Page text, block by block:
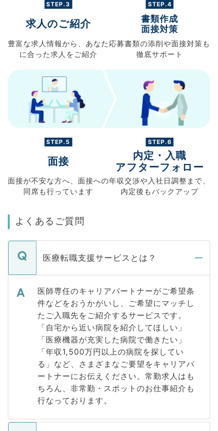
STEP.3
求人のご紹介
豊富な求人情報から、 あなた
に合った求人を ご紹介
STEP.4
書類作成
面接対策
応募書類の添削や面接対策も
徹底サポート
STEP.5
面接
面接が不安な方へ、 面接への
同席も行っています
STEP.6
内定・入職
アフターフォロー
年収交渉や入社日調整まで、
内定後もバックアップ
よくあるご質問
医療転職支援サービスとは？
医師専任のキャリアパートナーがご希望条
件などをおうかがいし、ご希望にマッチし
たご入職先をご紹介するサービスです。
「自宅から近い病院を紹介してほしい」
「医療機器が充実した病院で働きたい」
「年収1,500万円以上の病院を探してい
る」など、さまざまなご要望をキャリアパ
ートナーにお伝えください。常勤求人はも
ちろん、非常勤・スポットのお仕事紹介も
行なっております。